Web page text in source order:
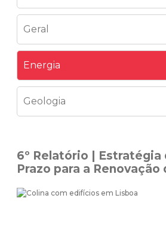
Geral
Energia
Geologia
6º Relatório | Estratégia
Prazo para a